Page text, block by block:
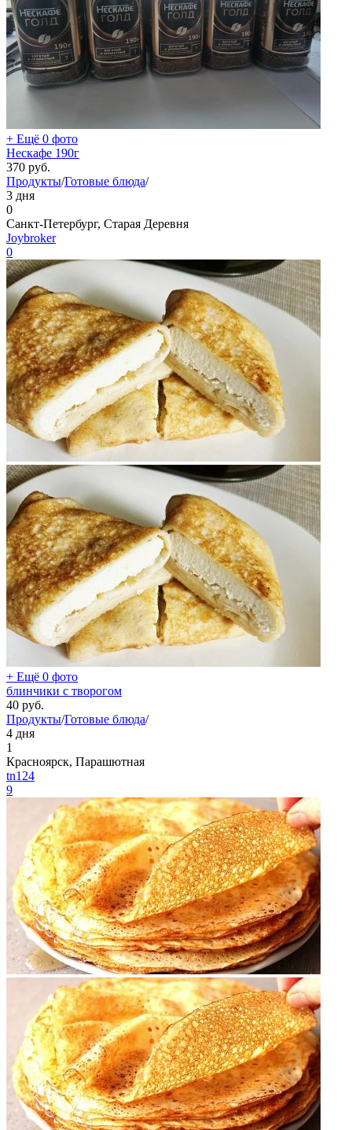
+ Ещё 0 фото
Нескафе 190г
370 руб.
Продукты/Готовые блюда/
3 дня
0
Санкт-Петербург, Старая Деревня
Joybroker
0
+ Ещё 0 фото
блинчики с творогом
40 руб.
Продукты/Готовые блюда/
4 дня
1
Красноярск, Парашютная
tn124
9